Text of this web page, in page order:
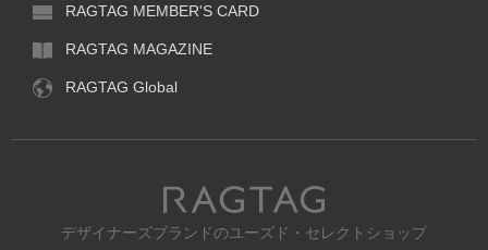
RAGTAG MEMBER'S CARD
RAGTAG MAGAZINE
RAGTAG Global
RAGTAG
デザイナーズブランドのユーズド・セレクトショップ